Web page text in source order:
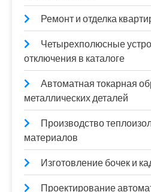
Ремонт и отделка
Четырехполюсные
отключения в каталоге
Автоматная токарная
металлических деталей
Производство
материалов
Изготовление бочек и
Проектирование